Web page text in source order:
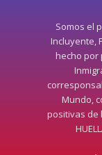
Somos el
Incluyente,
hecho por
Mundo,
positivas de